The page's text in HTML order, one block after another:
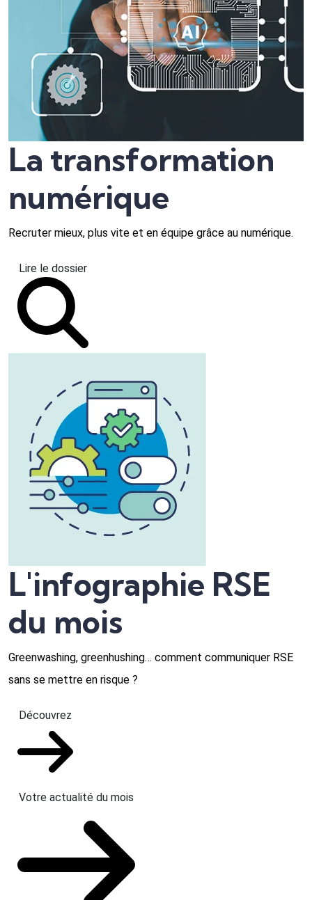
La transformation
numérique
Recruter mieux, plus vite et en équipe grâce au numérique.
Lire le dossier
L'infographie RSE
du mois
Greenwashing, greenhushing… comment communiquer RSE
sans se mettre en risque ?
Découvrez
Votre actualité du mois